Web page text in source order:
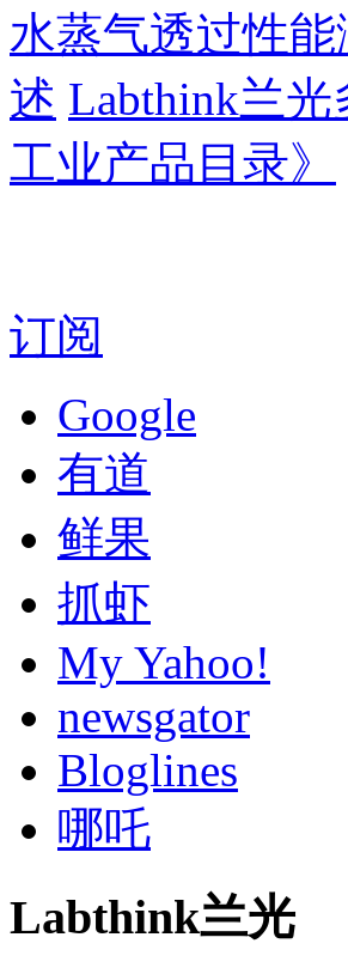
水蒸气透过性
述 Labthink兰
工业产品目录》
订阅
Google
有道
鲜果
抓虾
My Yahoo!
newsgator
Bloglines
哪吒
Labthink兰光